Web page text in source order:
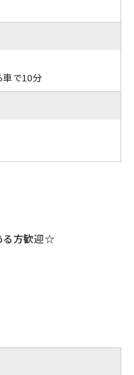
で10分
る方歓迎☆